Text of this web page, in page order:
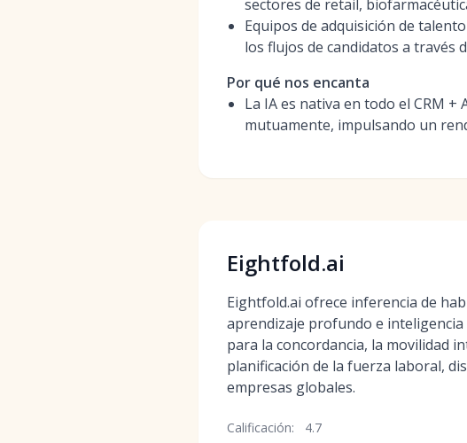
sectores de retail,
Equipos de adquisición de
los flujos de candidatos a través
Por qué nos encanta
La IA es nativa en todo el CRM
mutuamente, impulsando un
Eightfold.ai
Eightfold.ai ofrece inferencia de
aprendizaje profundo e
para la concordancia, la movilidad
planificación de la fuerza laboral,
empresas globales.
Calificación: 4.7